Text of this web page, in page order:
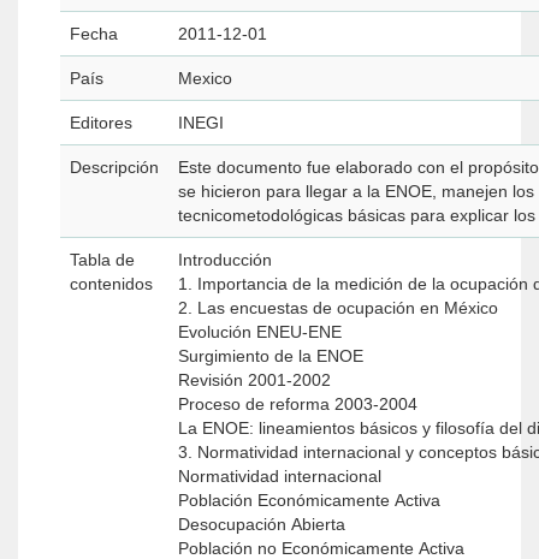
Fecha 2011-12-01
País Mexico
Editores INEGI
Descripción
Este documento fue elaborado con el
se hicieron para llegar a la ENOE, manejen
tecnicometodológicas básicas para explicar
Tabla de
contenidos
Introducción
1. Importancia de la medición de la
2. Las encuestas de ocupación en México
Evolución ENEU-ENE
Surgimiento de la ENOE
Revisión 2001-2002
Proceso de reforma 2003-2004
La ENOE: lineamientos básicos y filosofía del
3. Normatividad internacional y conceptos
Normatividad internacional
Población Económicamente Activa
Desocupación Abierta
Población no Económicamente Activa